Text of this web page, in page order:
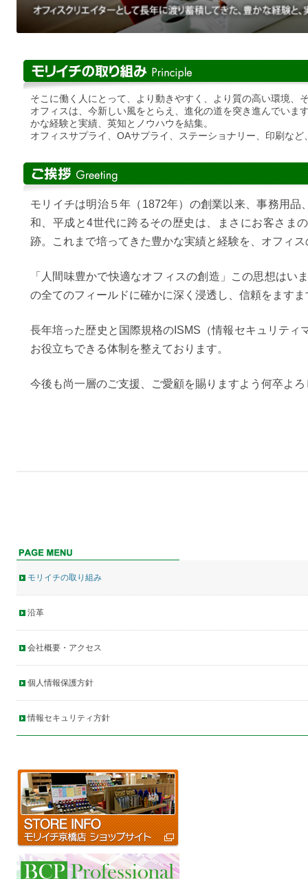
そこに働く人にとって、より動きやすく、より質の高い環境、
オフィスは、今新しい風をとらえ、進化の道を突き進んでい
かな経験と実績、英知とノウハウを結集。
オフィスサプライ、OAサプライ、ステーショナリー、印刷な
モリイチは明治５年（1872年）の創業以来、事務用
和、平成と4世代に跨るその歴史は、まさにお客さま
跡。これまで培ってきた豊かな実績と経験を、オフィ
「人間味豊かで快適なオフィスの創造」この思想は
の全てのフィールドに確かに深く浸透し、信頼をます
長年培った歴史と国際規格のISMS（情報セキュリテ
お役立ちできる体制を整えております。
今後も尚一層のご支援、ご愛顧を賜りますよう何卒よ
モリイチの取り組み
沿革
会社概要・アクセス
個人情報保護方針
情報セキュリティ方針